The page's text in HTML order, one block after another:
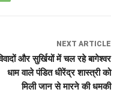
NEXT ARTICLE
और सुर्खियों में चल रहे बागेश्वर
धाम वाले पंडित धीरेंद्र शास्त्री को
मिली जान से मारने की धमकी